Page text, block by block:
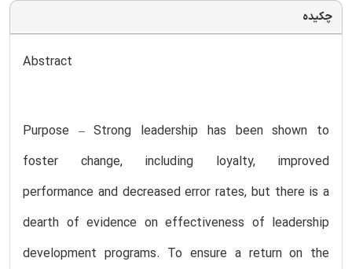
چکیده
Abstract
Purpose – Strong leadership has been shown to
foster change, including loyalty, improved
performance and decreased error rates, but there is a
dearth of evidence on effectiveness of leadership
development programs. To ensure a return on the